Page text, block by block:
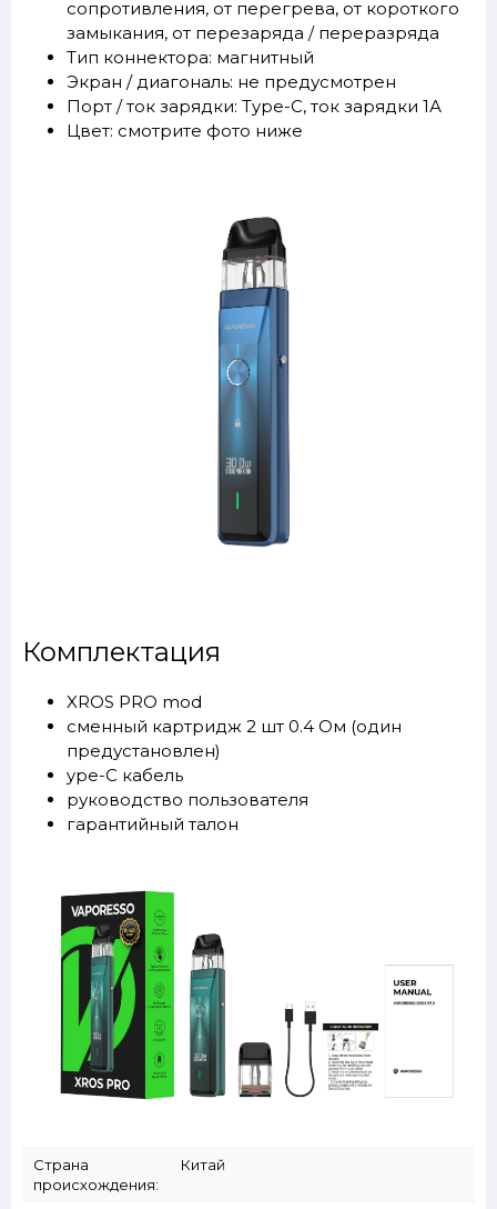
сопротивления, от перегрева, от короткого
замыкания, от перезаряда / переразряда
Тип коннектора: магнитный
Экран / диагональ: не предусмотрен
Порт / ток зарядки: Type-C, ток зарядки 1А
Цвет: смотрите фото ниже
Комплектация
XROS PRO mod
сменный картридж 2 шт 0.4 Ом (один
предустановлен)
ype-C кабель
руководство пользователя
гарантийный талон
Страна
происхождения:
Китай